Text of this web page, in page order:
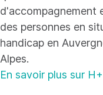
d'accompagnement
des personnes en
handicap en
Alpes.
En savoir plus sur